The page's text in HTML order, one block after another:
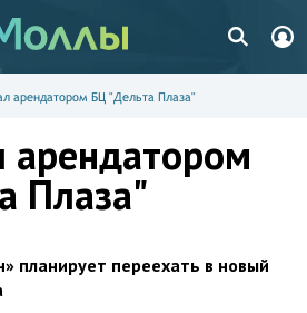
арендатором БЦ "Дельта Плаза"
арендатором
Плаза"
планирует переехать в новый